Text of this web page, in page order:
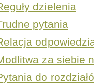
dzielenia
pytania
za siebie
do